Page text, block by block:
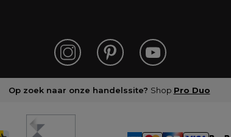
Op zoek naar onze handelssite? Shop Pro Duo